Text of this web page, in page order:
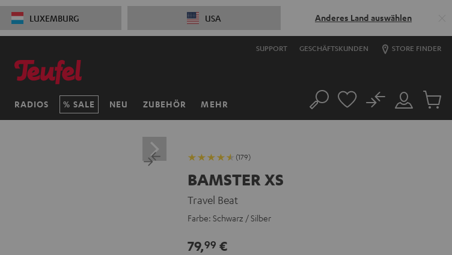
LUXEMBURG USA Anderes Land auswählen
SUPPORT GESCHÄFTSKUNDEN STORE FINDER
RADIOS SALE NEU ZUBEHÖR MEHR Suche
Mein
Konto
No
Artikel
(179)
BAMSTER XS
Travel Beat
Farbe: Schwarz / Silber
79,99 €